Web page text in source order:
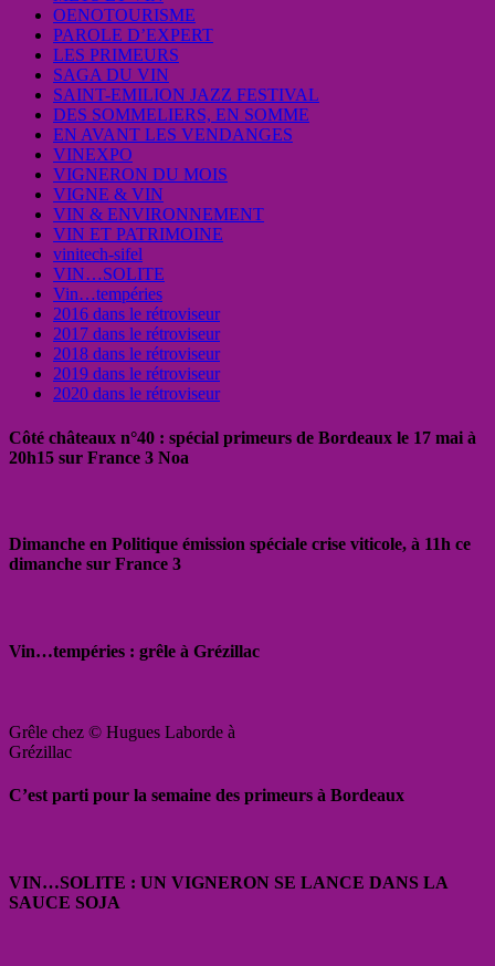
OENOTOURISME
PAROLE D’EXPERT
LES PRIMEURS
SAGA DU VIN
SAINT-EMILION JAZZ FESTIVAL
DES SOMMELIERS, EN SOMME
EN AVANT LES VENDANGES
VINEXPO
VIGNERON DU MOIS
VIGNE & VIN
VIN & ENVIRONNEMENT
VIN ET PATRIMOINE
vinitech-sifel
VIN…SOLITE
Vin…tempéries
2016 dans le rétroviseur
2017 dans le rétroviseur
2018 dans le rétroviseur
2019 dans le rétroviseur
2020 dans le rétroviseur
Côté châteaux n°40 : spécial primeurs de Bordeaux le 17 mai à
20h15 sur France 3 Noa
Dimanche en Politique émission spéciale crise viticole, à 11h ce
dimanche sur France 3
Vin…tempéries : grêle à Grézillac
Grêle chez © Hugues Laborde à
Grézillac
C’est parti pour la semaine des primeurs à Bordeaux
VIN…SOLITE : UN VIGNERON SE LANCE DANS LA
SAUCE SOJA